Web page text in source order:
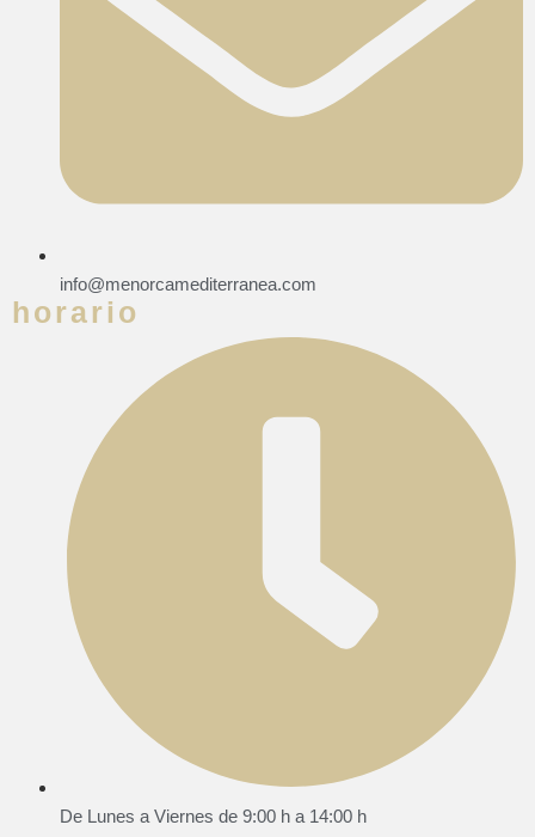
info@menorcamediterranea.com
horario
De Lunes a Viernes de 9:00 h a 14:00 h